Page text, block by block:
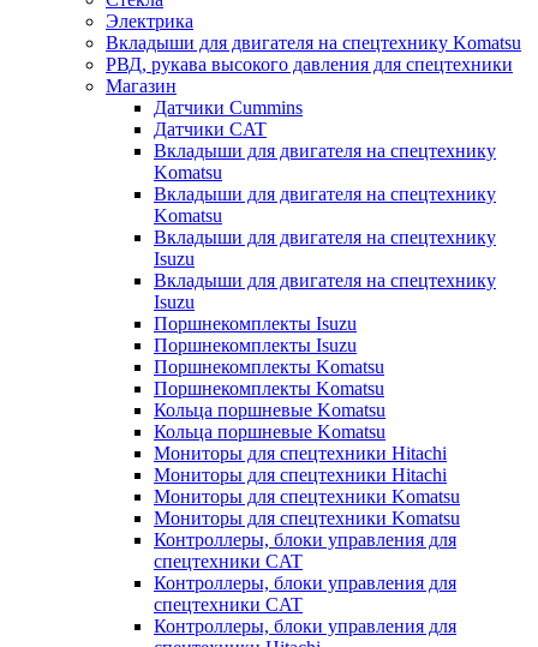
Электрика
Вкладыши для двигателя на спецтехнику Komatsu
РВД, рукава высокого давления для спецтехники
Магазин
Датчики Cummins
Датчики CAT
Вкладыши для двигателя на спецтехнику
Komatsu
Вкладыши для двигателя на спецтехнику
Komatsu
Вкладыши для двигателя на спецтехнику
Isuzu
Вкладыши для двигателя на спецтехнику
Isuzu
Поршнекомплекты Isuzu
Поршнекомплекты Isuzu
Поршнекомплекты Komatsu
Поршнекомплекты Komatsu
Кольца поршневые Komatsu
Кольца поршневые Komatsu
Мониторы для спецтехники Hitachi
Мониторы для спецтехники Hitachi
Мониторы для спецтехники Komatsu
Мониторы для спецтехники Komatsu
Контроллеры, блоки управления для
спецтехники CAT
Контроллеры, блоки управления для
спецтехники CAT
Контроллеры, блоки управления для